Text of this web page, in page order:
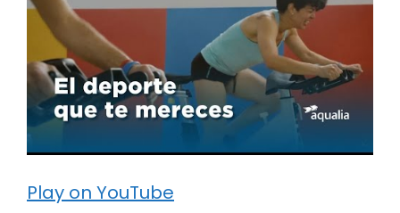
Play on YouTube